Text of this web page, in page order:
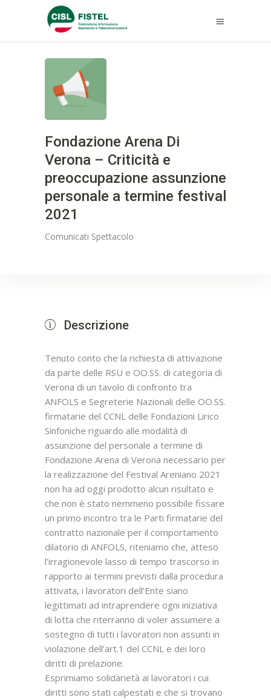
Fondazione Arena Di
Verona – Criticità e
preoccupazione assunzione
personale a termine festival
2021
Comunicati Spettacolo
Descrizione
Tenuto conto che la richiesta di attivazione
da parte delle RSU e OO.SS. di categoria di
Verona di un tavolo di confronto tra
ANFOLS e Segreterie Nazionali delle OO.SS.
firmatarie del CCNL delle Fondazioni Lirico
Sinfoniche riguardo alle modalità di
assunzione del personale a termine di
Fondazione Arena di Verona necessario per
la realizzazione del Festival Areniano 2021
non ha ad oggi prodotto alcun risultato e
che non è stato nemmeno possibile fissare
un primo incontro tra le Parti firmatarie del
contratto nazionale per il comportamento
dilatorio di ANFOLS, riteniamo che, atteso
l’irragionevole lasso di tempo trascorso in
rapporto ai termini previsti dalla procedura
attivata, i lavoratori dell’Ente siano
legittimati ad intraprendere ogni iniziativa
di lotta che riterranno di voler assumere a
sostegno di tutti i lavoratori non assunti in
violazione dell’art.1 del CCNL e dei loro
diritti di prelazione.
Esprimiamo solidarietà ai lavoratori i cui
diritti sono stati calpestati e che si trovano